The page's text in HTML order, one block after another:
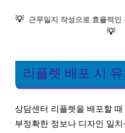
💡 근무일지 작성으로 효율적인
💡
리플렛 배포 시
상담센터 리플렛을 배포할
부정확한 정보나 디자인 일